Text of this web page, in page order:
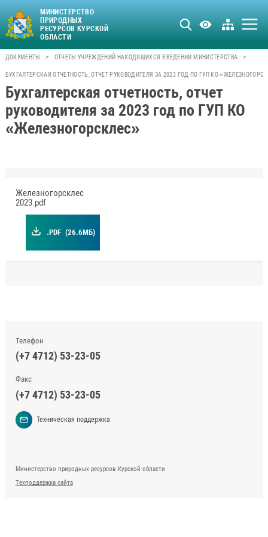
МИНИСТЕРСТВО
ПРИРОДНЫХ
РЕСУРСОВ КУРСКОЙ
ОБЛАСТИ
ДОКУМЕНТЫ > ОТЧЕТЫ УЧРЕЖДЕНИЙ НАХОДЯЩИХСЯ В ВЕДЕНИИ МИНИСТЕРСТВА >
БУХГАЛТЕРСКАЯ ОТЧЕТНОСТЬ, ОТЧЕТ РУКОВОДИТЕЛЯ ЗА 2023 ГОД ПО ГУП КО
Бухгалтерская отчетность, отчет
руководителя за 2023 год по ГУП КО
«Железногорсклес»
Железногорсклес
2023.pdf
.PDF (26.6МБ)
Телефон
(+7 4712) 53-23-05
Факс
(+7 4712) 53-23-05
Техническая поддержка
Министерство природных ресурсов Курской области
Техподдержка сайта